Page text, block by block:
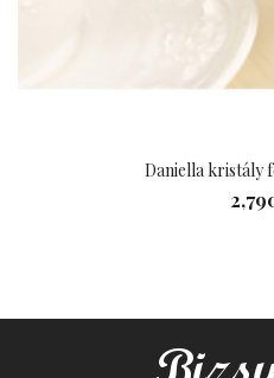
Daniella kristály